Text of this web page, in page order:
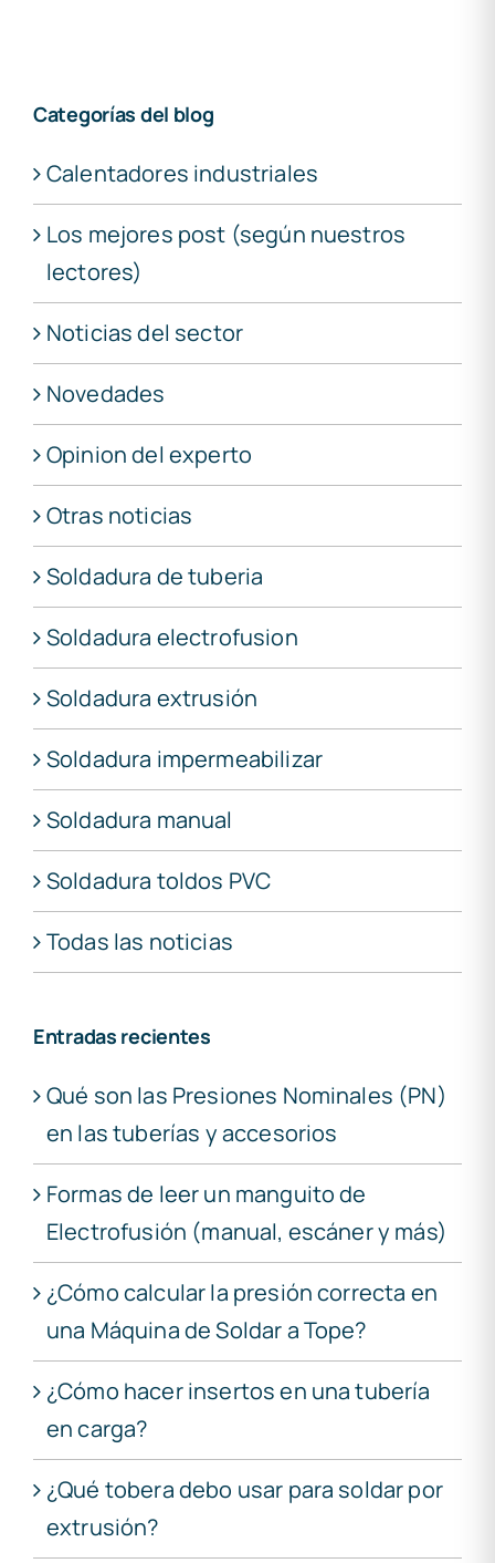
Categorías del blog
Calentadores industriales
Los mejores post (según nuestros
lectores)
Noticias del sector
Novedades
Opinion del experto
Otras noticias
Soldadura de tuberia
Soldadura electrofusion
Soldadura extrusión
Soldadura impermeabilizar
Soldadura manual
Soldadura toldos PVC
Todas las noticias
Entradas recientes
Qué son las Presiones Nominales (PN)
en las tuberías y accesorios
Formas de leer un manguito de
Electrofusión (manual, escáner y más)
¿Cómo calcular la presión correcta en
una Máquina de Soldar a Tope?
¿Cómo hacer insertos en una tubería
en carga?
¿Qué tobera debo usar para soldar por
extrusión?